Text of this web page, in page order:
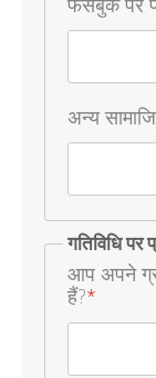
फेसबुक पर
अन्य
गतिविधि पर
आप अपने
हैं?*